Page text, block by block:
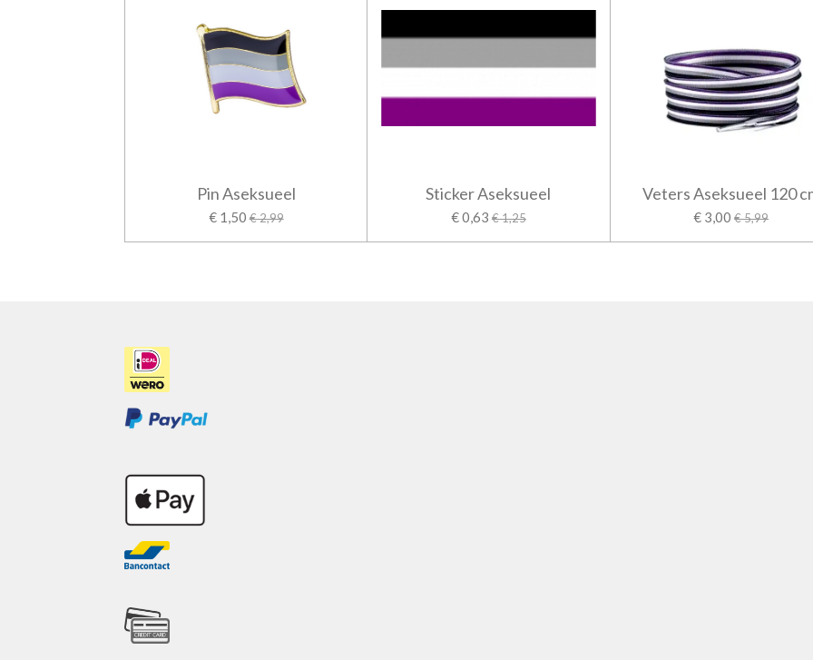
Pin Aseksueel
€ 1,50 € 2,99
Sticker Aseksueel
€ 0,63 € 1,25
Veters Aseksueel 120
€ 3,00 € 5,99